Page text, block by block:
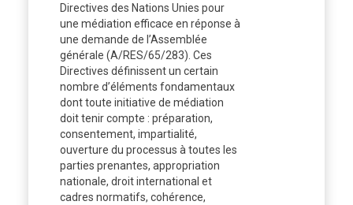
Directives des Nations Unies pour
une médiation efficace en réponse à
une demande de l’Assemblée
générale (A/RES/65/283). Ces
Directives définissent un certain
nombre d’éléments fondamentaux
dont toute initiative de médiation
doit tenir compte : préparation,
consentement, impartialité,
ouverture du processus à toutes les
parties prenantes, appropriation
nationale, droit international et
cadres normatifs, cohérence,